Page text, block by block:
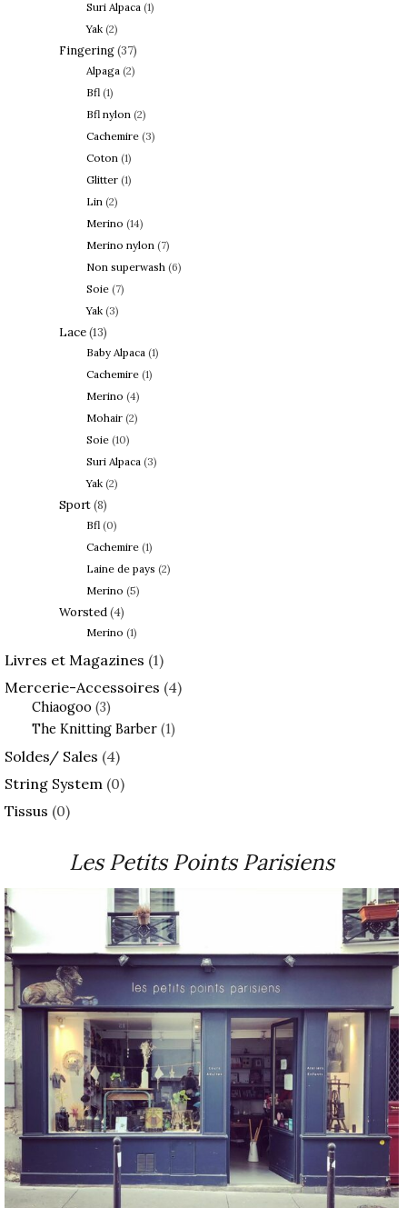
Suri Alpaca (1)
Yak (2)
Fingering(37)
Alpaga (2)
Bfl (1)
Bfl nylon (2)
Cachemire (3)
Coton (1)
Glitter (1)
Lin (2)
Merino (14)
Merino nylon (7)
Non superwash (6)
Soie (7)
Yak (3)
Lace(13)
Baby Alpaca (1)
Cachemire (1)
Merino (4)
Mohair (2)
Soie (10)
Suri Alpaca (3)
Yak (2)
Sport(8)
Bfl (0)
Cachemire (1)
Laine de pays (2)
Merino (5)
Worsted(4)
Merino (1)
Livres et Magazines (1)
Mercerie-Accessoires (4)
Chiaogoo (3)
The Knitting Barber (1)
Soldes/ Sales (4)
String System (0)
Tissus (0)
Les Petits Points Parisiens